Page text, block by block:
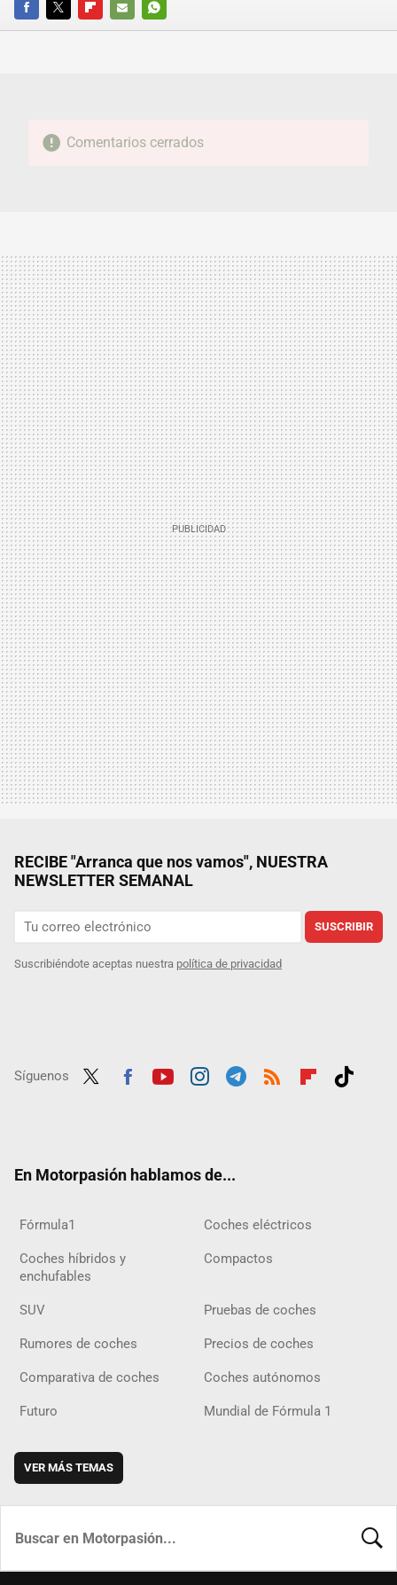
FACEBOOKTWITTERFLIPBOARD
E-
WHATSAPP
Comentarios cerrados
RECIBE "Arranca que nos vamos", NUESTRA
NEWSLETTER SEMANAL
SUSCRIBIR
Suscribiéndote aceptas nuestra política de privacidad
Síguenos
En Motorpasión hablamos de...
Fórmula1 Coches eléctricos
Coches híbridos y
enchufables
Compactos
SUV Pruebas de coches
Rumores de coches Precios de coches
Comparativa de coches Coches autónomos
Futuro Mundial de Fórmula 1
VER MÁS TEMAS